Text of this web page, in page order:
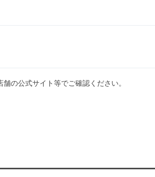
の公式サイト等でご確認ください。